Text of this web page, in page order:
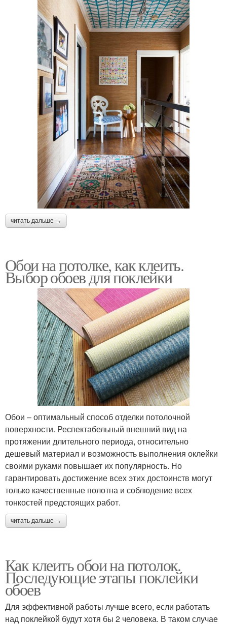
читать дальше →
Обои на потолке, как клеить.
Выбор обоев для поклейки
Обои – оптимальный способ отделки потолочной
поверхности. Респектабельный внешний вид на
протяжении длительного периода, относительно
дешевый материал и возможность выполнения оклейки
своими руками повышает их популярность. Но
гарантировать достижение всех этих достоинств могут
только качественные полотна и соблюдение всех
тонкостей предстоящих работ.
читать дальше →
Как клеить обои на потолок.
Последующие этапы поклейки
обоев
Для эффективной работы лучше всего, если работать
над поклейкой будут хотя бы 2 человека. В таком случае